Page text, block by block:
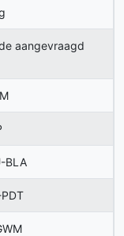
aangevraagd
BLA